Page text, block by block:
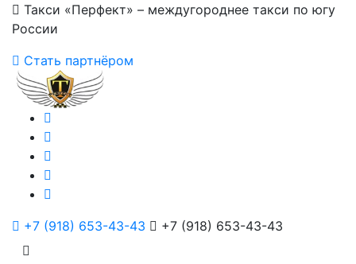
Такси «Перфект» – междугороднее такси по югу
России
Стать партнёром
+7 (918) 653-43-43 +7 (918) 653-43-43